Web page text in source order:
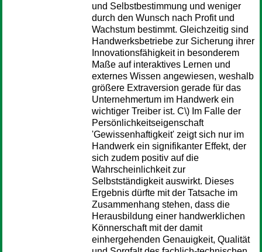
und Selbstbestimmung und weniger
durch den Wunsch nach Profit und
Wachstum bestimmt. Gleichzeitig sind
Handwerksbetriebe zur Sicherung ihrer
Innovationsfähigkeit in besonderem
Maße auf interaktives Lernen und
externes Wissen angewiesen, weshalb
größere Extraversion gerade für das
Unternehmertum im Handwerk ein
wichtiger Treiber ist. C\) Im Falle der
Persönlichkeitseigenschaft
'Gewissenhaftigkeit' zeigt sich nur im
Handwerk ein signifikanter Effekt, der
sich zudem positiv auf die
Wahrscheinlichkeit zur
Selbstständigkeit auswirkt. Dieses
Ergebnis dürfte mit der Tatsache im
Zusammenhang stehen, dass die
Herausbildung einer handwerklichen
Könnerschaft mit der damit
einhergehenden Genauigkeit, Qualität